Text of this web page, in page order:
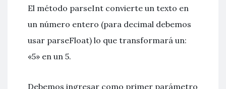
El método parseInt convierte un texto en
un número entero (para decimal debemos
usar parseFloat) lo que transformará un:
«5» en un 5.
Debemos ingresar como primer parámetro